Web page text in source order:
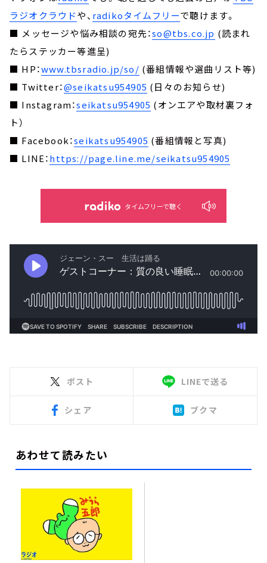
ラジオクラウドや、 radikoタイムフリーで聴けます。
■ メッセージや悩み相談の宛先：so@tbs.co.jp (読まれ
たらステッカー等進呈)
■ HP：www.tbsradio.jp/so/ (番組情報や選曲リスト等)
■ Twitter：@seikatsu954905 (日々のお知らせ)
■ Instagram：seikatsu954905 (オンエアや取材裏フォ
ト）
■ Facebook：seikatsu954905 (番組情報と写真)
■ LINE：https://page.line.me/seikatsu954905
タイムフリーで聴く
ポスト LINEで送る
シェア ブクマ
あわせて読みたい